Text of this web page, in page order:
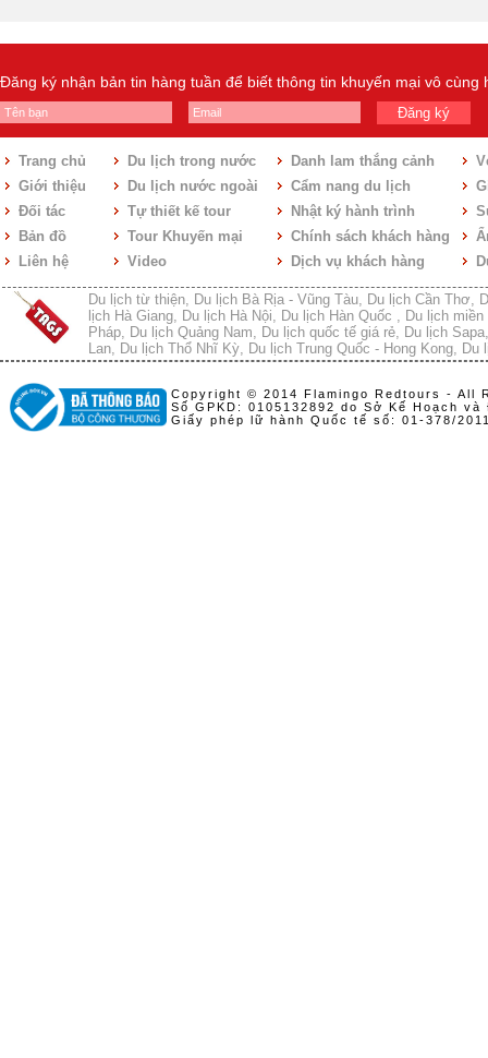
Đăng ký nhận bản tin hàng tuần để biết thông tin khuyến mại vô cùng
Đăng ký
Trang chủ
Giới thiệu
Đối tác
Bản đồ
Liên hệ
Du lịch trong nước
Du lịch nước ngoài
Tự thiết kế tour
Tour Khuyến mại
Video
Danh lam thắng cảnh
Cẩm nang du lịch
Nhật ký hành trình
Chính sách khách hàng
Dịch vụ khách hàng
Du lịch từ thiện, Du lịch Bà Rịa - Vũng Tàu, Du lịch Cần Thơ,
lịch Hà Giang, Du lịch Hà Nội, Du lịch Hàn Quốc , Du lịch miền
Pháp, Du lịch Quảng Nam, Du lịch quốc tế giá rẻ, Du lịch Sapa
Lan, Du lịch Thổ Nhĩ Kỳ, Du lịch Trung Quốc - Hong Kong, Du
Copyright © 2014 Flamingo Redtours - All
Số GPKD: 0105132892 do Sở Kế Hoạch
Giấy phép lữ hành Quốc tế số: 01-378/